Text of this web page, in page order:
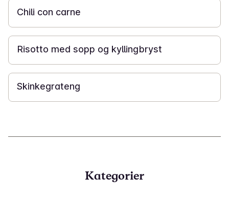
Chili con carne
40 min
Risotto med sopp og kyllingbryst
30 min
Skinkegrateng
Kategorier